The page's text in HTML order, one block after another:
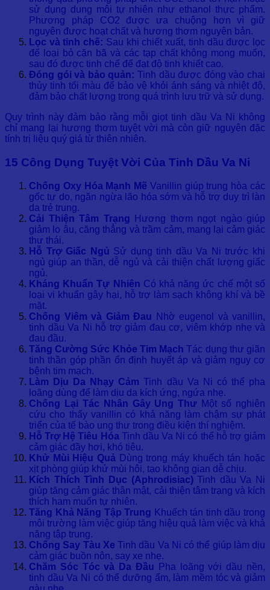
sử dụng dung môi tự nhiên như ethanol thực phẩm.
Phương pháp CO2 được ưa chuộng hơn vì giữ
nguyên được hoạt chất và hương thơm nguyên bản.
Lọc và tinh chế: Sau khi chiết xuất, tinh dầu được lọc
để loại bỏ cặn bã và các tạp chất không mong muốn,
sau đó được tinh chế để đạt độ tinh khiết cao.
Đóng gói và bảo quản: Tinh dầu được đóng vào chai
thủy tinh tối màu để bảo vệ khỏi ánh sáng và nhiệt độ,
đảm bảo chất lượng trong quá trình lưu trữ và sử dụng.
Quy trình này đảm bảo rằng mỗi giọt tinh dầu Va Ni không
chỉ mang lại hương thơm tuyệt vời mà còn giữ nguyên đặc
tính trị liệu quý giá từ thiên nhiên.
15 Công Dụng Tuyệt Vời Của Tinh Dầu Va Ni
Chống Oxy Hóa Mạnh Mẽ Vanillin giúp trung hòa các
gốc tự do, ngăn ngừa lão hóa sớm và hỗ trợ duy trì làn
da trẻ trung.
Cải Thiện Tâm Trạng Hương thơm ngọt ngào giúp
giảm lo âu, căng thẳng và trầm cảm, mang lại cảm giác
thư thái.
Hỗ Trợ Giấc Ngủ Sử dụng tinh dầu Va Ni trước khi
ngủ giúp an thần, dễ ngủ và cải thiện chất lượng giấc
ngủ.
Kháng Khuẩn Tự Nhiên Có khả năng ức chế một số
loại vi khuẩn gây hại, hỗ trợ làm sạch không khí và bề
mặt.
Chống Viêm và Giảm Đau Nhờ eugenol và vanillin,
tinh dầu Va Ni hỗ trợ giảm đau cơ, viêm khớp nhẹ và
đau đầu.
Tăng Cường Sức Khỏe Tim Mạch Tác dụng thư giãn
tinh thần góp phần ổn định huyết áp và giảm nguy cơ
bệnh tim mạch.
Làm Dịu Da Nhạy Cảm Tinh dầu Va Ni có thể pha
loãng dùng để làm dịu da kích ứng, ngứa nhẹ.
Chống Lại Tác Nhân Gây Ung Thư Một số nghiên
cứu cho thấy vanillin có khả năng làm chậm sự phát
triển của tế bào ung thư trong điều kiện thí nghiệm.
Hỗ Trợ Hệ Tiêu Hóa Tinh dầu Va Ni có thể hỗ trợ giảm
cảm giác đầy hơi, khó tiêu.
Khử Mùi Hiệu Quả Dùng trong máy khuếch tán hoặc
xịt phòng giúp khử mùi hôi, tạo không gian dễ chịu.
Kích Thích Tình Dục (Aphrodisiac)Tinh dầu Va Ni
giúp tăng cảm giác thân mật, cải thiện tâm trạng và kích
thích ham muốn tự nhiên.
Tăng Khả Năng Tập Trung Khuếch tán tinh dầu trong
môi trường làm việc giúp tăng hiệu quả làm việc và khả
năng tập trung.
Chống Say Tàu Xe Tinh dầu Va Ni có thể giúp làm dịu
cảm giác buồn nôn, say xe nhẹ.
Chăm Sóc Tóc và Da Đầu Pha loãng với dầu nền,
tinh dầu Va Ni có thể dưỡng ẩm, làm mềm tóc và giảm